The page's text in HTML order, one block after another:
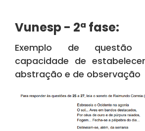
Vunesp - 2ª fase:
Exemplo de questão
capacidade de
abstração e de observação